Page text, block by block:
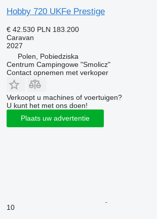
Hobby 720 UKFe Prestige
€ 42.530 PLN 183.200
Caravan
2027
Polen, Pobiedziska
Centrum Campingowe "Smolicz"
Contact opnemen met verkoper
Verkoopt u machines of voertuigen?
U kunt het met ons doen!
Plaats uw advertentie
10